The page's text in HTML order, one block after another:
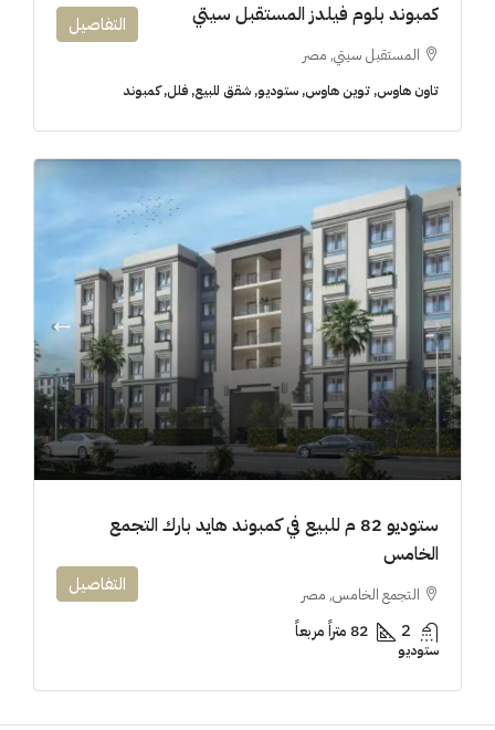
كمبوند بلوم فيلدز المستقبل سيتي
المستقبل سيتي, مصر
تاون هاوس, توين هاوس, ستوديو, شقق للبيع, فلل, كمبوند
التفاصيل
3.8M$
ستوديو 82 م للبيع في كمبوند هايد بارك التجمع
الخامس
التجمع الخامس, مصر
2 82 متراً مربعاً
ستوديو
التفاصيل